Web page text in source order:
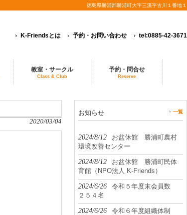
徳島県勝浦郡勝浦町大字三溪字古川１番地１
K-Friendsとは 予約・お問い合わせ tel:0885-42-3671
教室・サークル
Class & Club
予約・問合せ
Reserve
2020/03/04
お知らせ 一覧
2024/8/12
お盆休館 勝浦町農村
環境改善センター
2024/8/12
お盆休館 勝浦町民体
育館（NPO法人 K-Friends）
2024/6/26
令和５年度末会員数
２５４名
2024/6/26 令和６年度組織体制